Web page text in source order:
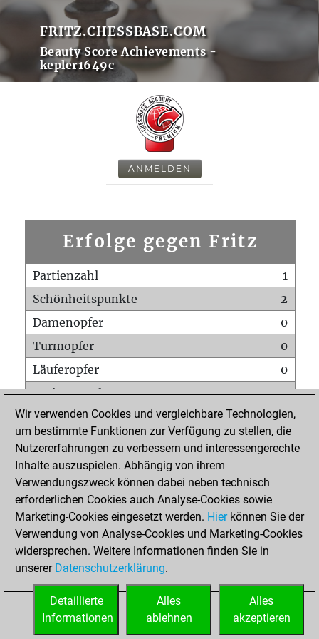
FRITZ.CHESSBASE.COM
Beauty Score Achievements -
kepler1649c
ANMELDEN
Erfolge gegen Fritz
Partienzahl
1
Schönheitspunkte
2
Damenopfer
0
Turmopfer
0
Läuferopfer
0
Springeropfer
0
Bauernopfer
0
Matt auf vollem Brett
0
Bauer setzt Matt
Erstickte Matts
Unterverwandlungen
0
Türme auf der siebten
0
STARTSEITE
Wir verwenden Cookies und vergleichbare Technologien,
um bestimmte Funktionen zur Verfügung zu stellen, die
Nutzererfahrungen zu verbessern und interessengerechte
Inhalte auszuspielen. Abhängig von ihrem
Verwendungszweck können dabei neben technisch
erforderlichen Cookies auch Analyse-Cookies sowie
Marketing-Cookies eingesetzt werden. Hierkönnen Sie der
Verwendung von Analyse-Cookies und Marketing-Cookies
widersprechen. Weitere Informationen finden Sie in
unserer Datenschutzerklärung.
Alles
akzeptieren
Alles
ablehnen
Detaillierte
Informationen